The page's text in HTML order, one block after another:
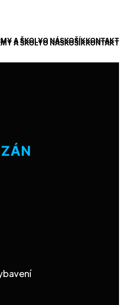
A ŠKOLYO NÁSKOŠÍKKONTAKT
A ŠKOLYO NÁSKOŠÍKKONTAKT